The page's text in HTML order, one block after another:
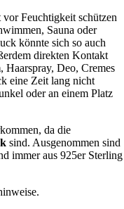
vor Feuchtigkeit schützen
Sauna oder
könnte sich so auch
direkten Kontakt
Deo, Cremes
eine Zeit lang nicht
oder an einem Platz
da die
sind. Ausgenommen sind
immer aus 925er Sterling